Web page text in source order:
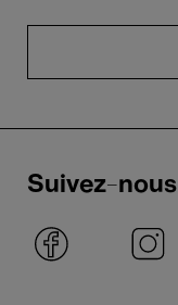
Suivez-nous